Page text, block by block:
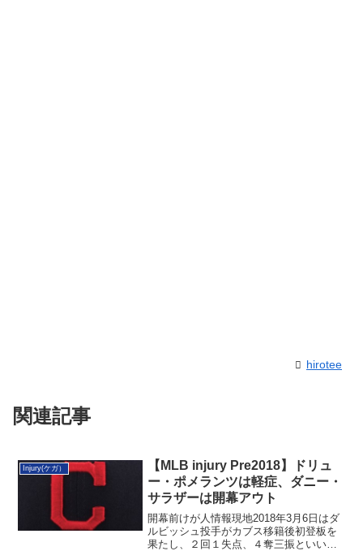
hirotee
関連記事
Injury(ケガ）
【MLB injury Pre2018】ドリュ
ー・ポメランツは軽症、ダニー・
サラザーは開幕アウト
開幕前けが人情報現地2018年3月6日はダ
ルビッシュ投手がカブス移籍後初登板を
果たし、２回１失点、４奪三振といい滑